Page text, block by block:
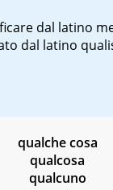
dal latino
dal latino
qualche cosa
qualcosa
qualcuno